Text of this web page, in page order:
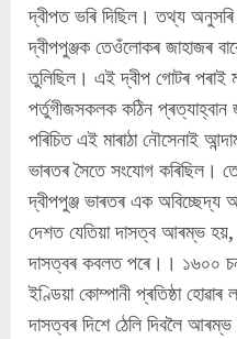
দ্বীপত ভৰি দিছিল। তথ্য অনুসৰি
দ্বীপপুঞ্জক তেওঁলোকৰ জাহাজৰ
তুলিছিল। এই দ্বীপ গোটৰ পৰাই
পৰ্তুগীজসকলক কঠিন প্ৰত্যাহ্বান
পৰিচিত এই মাৰাঠা নৌসেনাই
ভাৰতৰ সৈতে সংযোগ কৰিছিল।
দ্বীপপুঞ্জ ভাৰতৰ এক অবিচ্ছেদ্য
দেশত যেতিয়া দাসত্ব আৰম্ভ
দাসত্বৰ কবলত পৰে।। ১৬০০
ইণ্ডিয়া কোম্পানী প্ৰতিষ্ঠা
দাসত্বৰ দিশে ঠেলি দিবলৈ